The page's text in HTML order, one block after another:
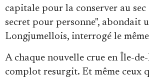
capitale pour la conserver au sec
secret pour personne", abondait
Longjumellois, interrogé le
A chaque nouvelle crue en Île-de-
complot resurgit. Et même ceux